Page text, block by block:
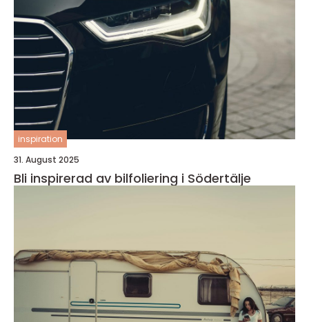
inspiration
31. August 2025
Bli inspirerad av bilfoliering i Södertälje